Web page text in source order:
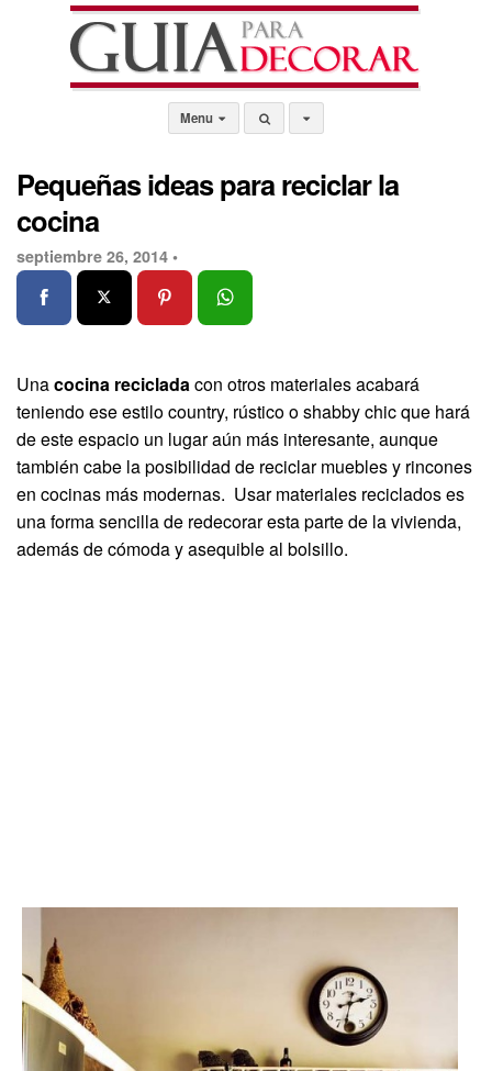
Menu
Pequeñas ideas para reciclar la
cocina
septiembre 26, 2014 •
Unacocina recicladacon otros materiales acabará
teniendo ese estilo country, rústico o shabby chic que hará
de este espacio un lugar aún más interesante, aunque
también cabe la posibilidad de reciclar muebles y rincones
en cocinas más modernas. Usar materiales reciclados es
una forma sencilla de redecorar esta parte de la vivienda,
además de cómoda y asequible al bolsillo.